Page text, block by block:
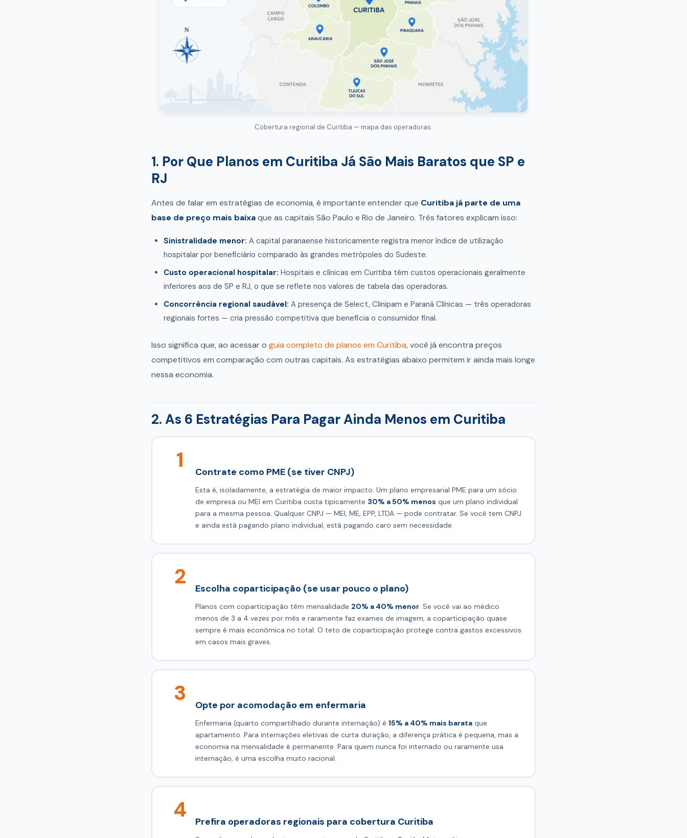
Cobertura regional de Curitiba — mapa das operadoras.
1. Por Que Planos em Curitiba Já São Mais Baratos que SP e
RJ
Antes de falar em estratégias de economia, é importante entender que Curitiba já parte de uma
base de preço mais baixaque as capitais São Paulo e Rio de Janeiro. Três fatores explicam isso:
Sinistralidade menor: A capital paranaense historicamente registra menor índice de utilização
hospitalar por beneficiário comparado às grandes metrópoles do Sudeste.
Custo operacional hospitalar: Hospitais e clínicas em Curitiba têm custos operacionais geralmente
inferiores aos de SP e RJ, o que se reflete nos valores de tabela das operadoras.
Concorrência regional saudável: A presença de Select, Clinipam e Paraná Clínicas — três operadoras
regionais fortes — cria pressão competitiva que beneficia o consumidor final.
Isso significa que, ao acessar o guia completo de planos em Curitiba, você já encontra preços
competitivos em comparação com outras capitais. As estratégias abaixo permitem ir ainda mais longe
nessa economia.
2. As 6 Estratégias Para Pagar Ainda Menos em Curitiba
1 Contrate como PME (se tiver CNPJ)
Esta é, isoladamente, a estratégia de maior impacto. Um plano empresarial PME para um sócio
de empresa ou MEI em Curitiba custa tipicamente 30% a 50% menos que um plano individual
para a mesma pessoa. Qualquer CNPJ — MEI, ME, EPP, LTDA — pode contratar. Se você tem CNPJ
e ainda está pagando plano individual, está pagando caro sem necessidade.
2 Escolha coparticipação (se usar pouco o plano)
Planos com coparticipação têm mensalidade 20% a 40% menor. Se você vai ao médico
menos de 3 a 4 vezes por mês e raramente faz exames de imagem, a coparticipação quase
sempre é mais econômica no total. O teto de coparticipação protege contra gastos excessivos
em casos mais graves.
3 Opte por acomodação em enfermaria
Enfermaria (quarto compartilhado durante internação) é 15% a 40% mais barata que
apartamento. Para internações eletivas de curta duração, a diferença prática é pequena, mas a
economia na mensalidade é permanente. Para quem nunca foi internado ou raramente usa
internação, é uma escolha muito racional.
4 Prefira operadoras regionais para cobertura Curitiba